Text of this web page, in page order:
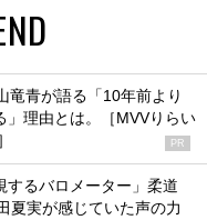
竜青が語る「10年前より
」理由とは。［MVVりらい
PR
するバロメーター」柔道
夏実が感じていた声の力